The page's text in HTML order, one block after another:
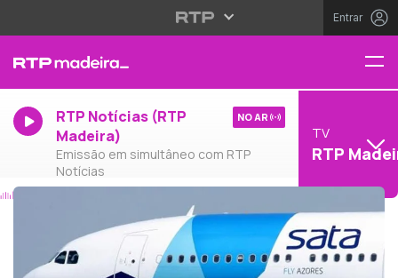
Entrar
RTP Notícias (RTP
Madeira)
Emissão em simultâneo com RTP
Notícias
NO AR
TV
RTP